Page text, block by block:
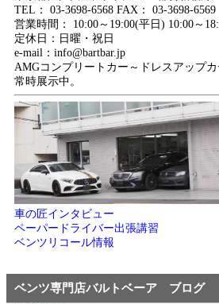
TEL： 03-3698-6568 FAX： 03-3698-6569
営業時間： 10:00～19:00(平日) 10:00～
定休日：日曜・祝日
e-mail：info@bartbar.jp
AMGコンプリートカー～ドレスアップ
常時展示中。
車の匠インタビュー
ペーパードライバー出張講習
ベンツリコール情報
ベンツ専門店バルトベーア ブログ